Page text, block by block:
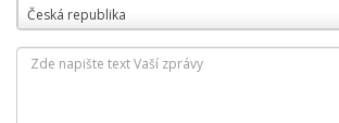
Česká republika